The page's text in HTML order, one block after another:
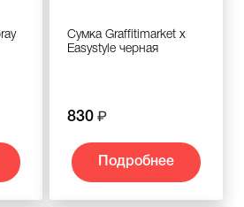
Сумка Graffitimarket x
Easystyle черная
830
Подробнее